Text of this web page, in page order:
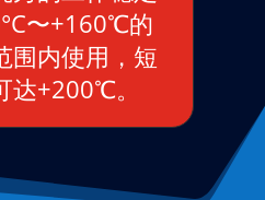
〜+160℃的
围内使用，短
达+200℃。